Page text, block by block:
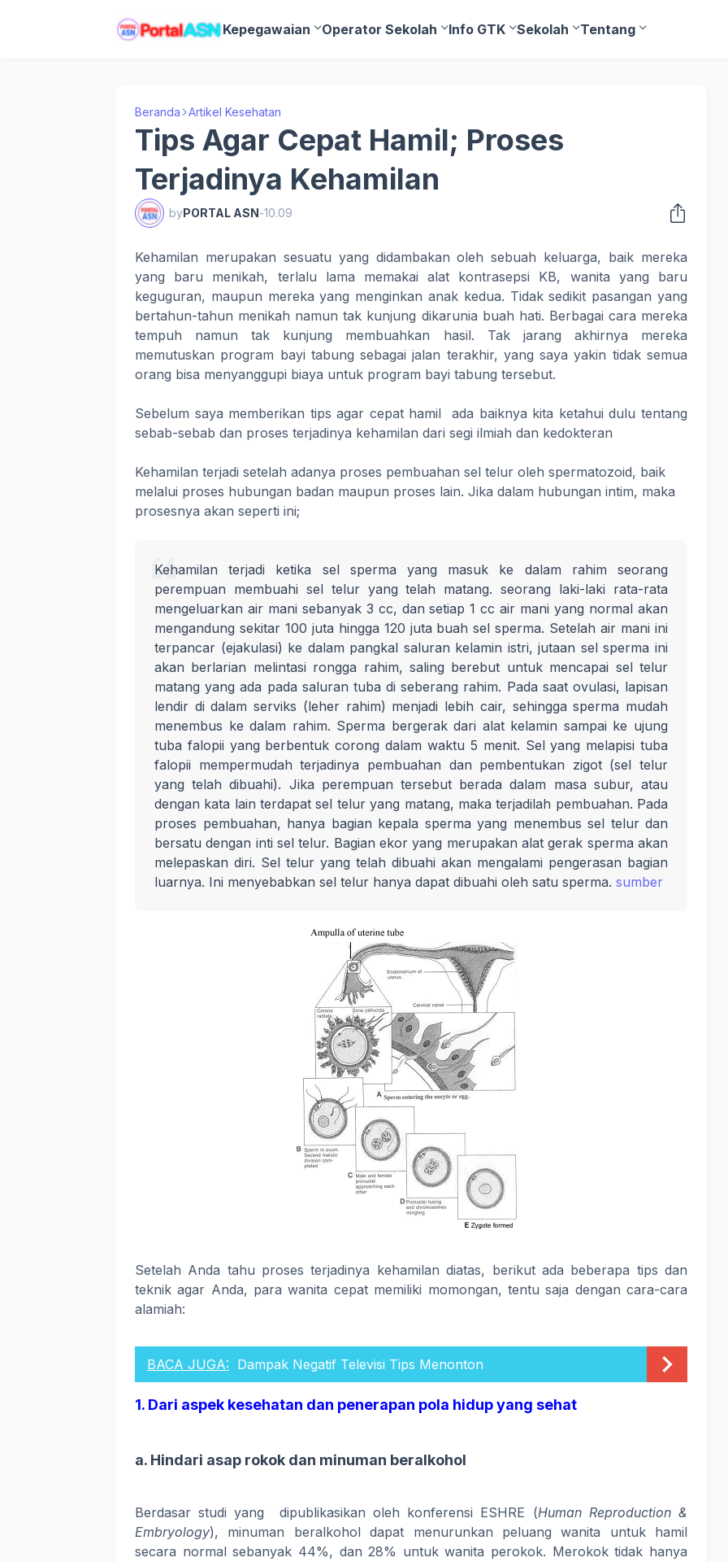
Kepegawaian Operator Sekolah Info GTK Sekolah Tentang
Beranda Artikel Kesehatan
Tips Agar Cepat Hamil; Proses
Terjadinya Kehamilan
byPORTAL ASN-10.09
Kehamilan merupakan sesuatu yang didambakan oleh sebuah keluarga, baik mereka
yang baru menikah, terlalu lama memakai alat kontrasepsi KB, wanita yang baru
keguguran, maupun mereka yang menginkan anak kedua. Tidak sedikit pasangan yang
bertahun-tahun menikah namun tak kunjung dikarunia buah hati. Berbagai cara mereka
tempuh namun tak kunjung membuahkan hasil. Tak jarang akhirnya mereka
memutuskan program bayi tabung sebagai jalan terakhir, yang saya yakin tidak semua
orang bisa menyanggupi biaya untuk program bayi tabung tersebut.
Sebelum saya memberikan tips agar cepat hamil ada baiknya kita ketahui dulu tentang
sebab-sebab dan proses terjadinya kehamilan dari segi ilmiah dan kedokteran
Kehamilan terjadi setelah adanya proses pembuahan sel telur oleh spermatozoid, baik
melalui proses hubungan badan maupun proses lain. Jika dalam hubungan intim, maka
prosesnya akan seperti ini;
Kehamilan terjadi ketika sel sperma yang masuk ke dalam rahim seorang
perempuan membuahi sel telur yang telah matang. seorang laki-laki rata-rata
mengeluarkan air mani sebanyak 3 cc, dan setiap 1 cc air mani yang normal akan
mengandung sekitar 100 juta hingga 120 juta buah sel sperma. Setelah air mani ini
terpancar (ejakulasi) ke dalam pangkal saluran kelamin istri, jutaan sel sperma ini
akan berlarian melintasi rongga rahim, saling berebut untuk mencapai sel telur
matang yang ada pada saluran tuba di seberang rahim. Pada saat ovulasi, lapisan
lendir di dalam serviks (leher rahim) menjadi lebih cair, sehingga sperma mudah
menembus ke dalam rahim. Sperma bergerak dari alat kelamin sampai ke ujung
tuba falopii yang berbentuk corong dalam waktu 5 menit. Sel yang melapisi tuba
falopii mempermudah terjadinya pembuahan dan pembentukan zigot (sel telur
yang telah dibuahi). Jika perempuan tersebut berada dalam masa subur, atau
dengan kata lain terdapat sel telur yang matang, maka terjadilah pembuahan. Pada
proses pembuahan, hanya bagian kepala sperma yang menembus sel telur dan
bersatu dengan inti sel telur. Bagian ekor yang merupakan alat gerak sperma akan
melepaskan diri. Sel telur yang telah dibuahi akan mengalami pengerasan bagian
luarnya. Ini menyebabkan sel telur hanya dapat dibuahi oleh satu sperma. sumber
Setelah Anda tahu proses terjadinya kehamilan diatas, berikut ada beberapa tips dan
teknik agar Anda, para wanita cepat memiliki momongan, tentu saja dengan cara-cara
alamiah:
BACA JUGA: Dampak Negatif Televisi Tips Menonton
1. Dari aspek kesehatan dan penerapan pola hidup yang sehat
a. Hindari asap rokok dan minuman beralkohol
Berdasar studi yang dipublikasikan oleh konferensi ESHRE (Human Reproduction &
Embryology), minuman beralkohol dapat menurunkan peluang wanita untuk hamil
secara normal sebanyak 44%, dan 28% untuk wanita perokok. Merokok tidak hanya